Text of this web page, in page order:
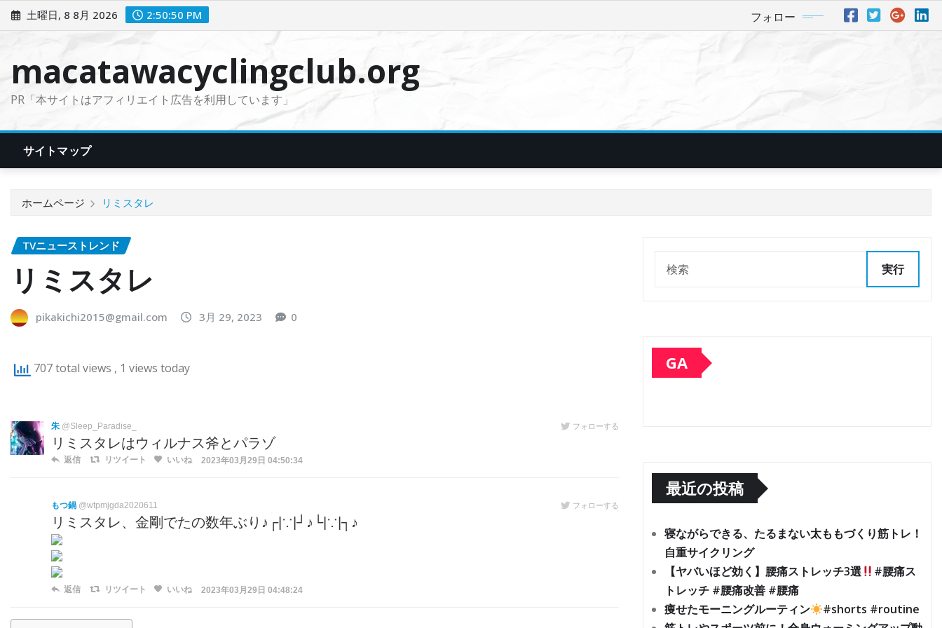
ン
土曜日, 8 8月 2026 2:50:51 PM フォロー
macatawacyclingclub.org
PR「本サイトはアフィリエイト広告を利用しています」
サイトマップ
ホームページ リミスタレ
TVニューストレンド
リミスタレ
pikakichi2015@gmail.com 3月 29, 2023 0
707 total views , 1 views today
朱 @Sleep_Paradise_ フォローする
リミスタレはウィルナス斧とパラゾ
返信 リツイート いいね 2023年03月29日 04:50:34
もつ鍋 @wtpmjgda2020611 フォローする
リミスタレ、金剛でたの数年ぶり♪⁠┌⁠|⁠∵⁠|⁠┘⁠♪└⁠|⁠∵⁠|⁠┐⁠♪
返信 リツイート いいね 2023年03月29日 04:48:24
実行
GA
最近の投稿
寝ながらできる、たるまない太ももづくり筋トレ！
自重サイクリング
【ヤバいほど効く】腰痛ストレッチ3選
#腰痛ス
トレッチ #腰痛改善 #腰痛
痩せたモーニングルーティン
#shorts #routine